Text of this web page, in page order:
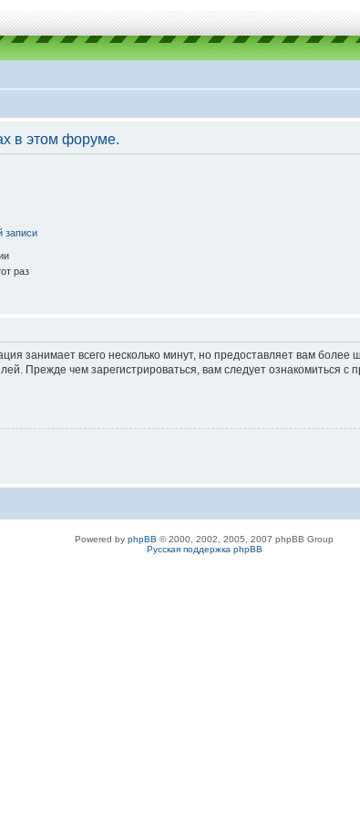
в этом форуме.
записи
раз
занимает всего несколько минут, но предоставляет вам
Прежде чем зарегистрироваться, вам следует
Powered by phpBB © 2000, 2002, 2005, 2007 phpBB Group
Русская поддержка phpBB